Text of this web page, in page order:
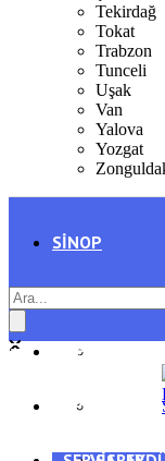
Tekirdağ
Tokat
Trabzon
Tunceli
Uşak
Van
Yalova
Yozgat
SINOP
AYANCIK
GENEL
SPOR